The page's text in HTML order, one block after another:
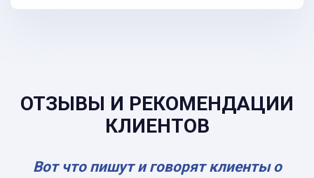
ОТЗЫВЫ И РЕКОМЕНДАЦИИ
КЛИЕНТОВ
Вот что пишут и говорят клиенты о